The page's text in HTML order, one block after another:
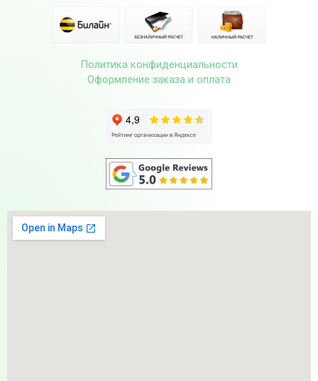
Политика конфиденциальности
Оформление заказа и оплата